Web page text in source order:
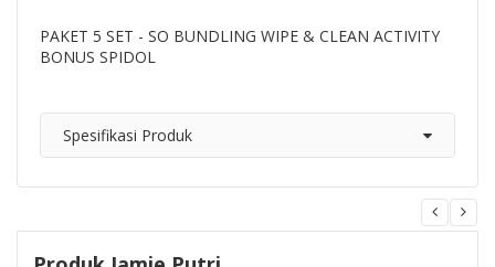
PAKET 5 SET - SO BUNDLING WIPE & CLEAN ACTIVITY
BONUS SPIDOL
Spesifikasi Produk